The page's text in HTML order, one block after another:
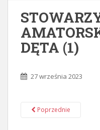
DĘTA (1)
27 września 2023
Poprzednie